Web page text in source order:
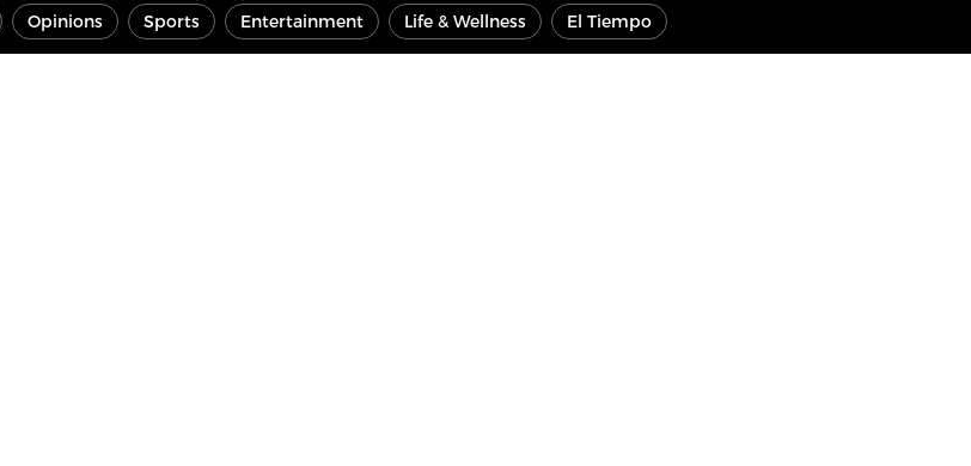
Opinions Sports Entertainment Life & Wellness El Tiempo